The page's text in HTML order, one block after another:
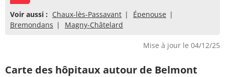
Voir aussi : Chaux-lès-Passavant
Épenouse
Bremondans
Magny-Châtelard
Mise à jour le 04/12/25
Carte des hôpitaux autour de Belmont